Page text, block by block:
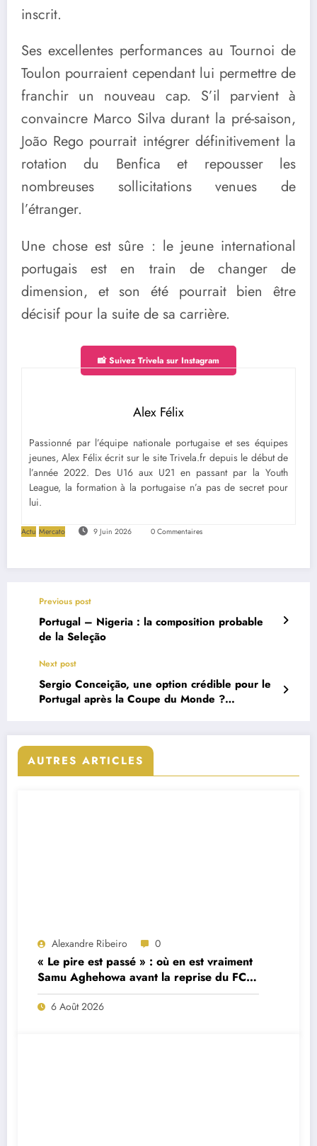
inscrit.
Ses excellentes performances au Tournoi de
Toulon pourraient cependant lui permettre de
franchir un nouveau cap. S’il parvient à
convaincre Marco Silva durant la pré-saison,
João Rego pourrait intégrer définitivement la
rotation du Benfica et repousser les
nombreuses sollicitations venues de
l’étranger.
Une chose est sûre : le jeune international
portugais est en train de changer de
dimension, et son été pourrait bien être
décisif pour la suite de sa carrière.
📸 Suivez Trivela sur Instagram
Alex Félix
Passionné par l’équipe nationale portugaise et ses équipes
jeunes, Alex Félix écrit sur le site Trivela.fr depuis le début de
l’année 2022. Des U16 aux U21 en passant par la Youth
League, la formation à la portugaise n’a pas de secret pour
lui.
Actu Mercato 9 Juin 2026 0 Commentaires
Previous post
Portugal – Nigeria : la composition probable
de la Seleção
Next post
Sergio Conceição, une option crédible pour le
Portugal après la Coupe du Monde ?
AUTRES ARTICLES
Alexandre Ribeiro 0
« Le pire est passé » : où en est vraiment
Samu Aghehowa avant la reprise du FC
Porto ?
6 Août 2026